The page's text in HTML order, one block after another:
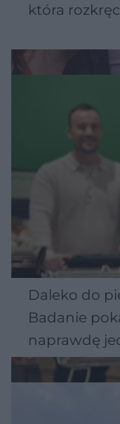
która
Daleko do
Badanie
naprawdę